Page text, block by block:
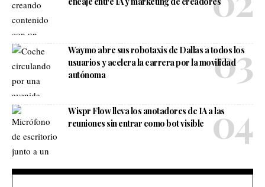
Waymo abre sus robotaxis de Dallas a todos los
usuarios y acelera la carrera por la movilidad
autónoma
Wispr Flow lleva los anotadores de IA a las
reuniones sin entrar como bot visible